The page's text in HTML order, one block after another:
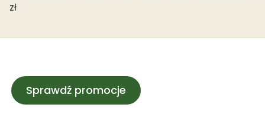
zł
Sprawdź promocje